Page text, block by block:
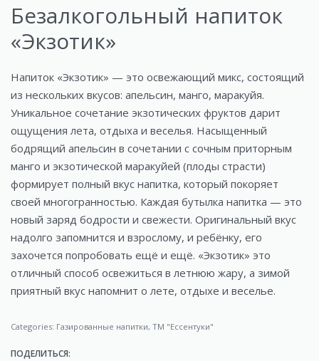
Безалкогольный напиток
«Экзотик»
Напиток «Экзотик» — это освежающий микс, состоящий
из нескольких вкусов: апельсин, манго, маракуйя.
Уникальное сочетание экзотических фруктов дарит
ощущения лета, отдыха и веселья. Насыщенный
бодрящий апельсин в сочетании с сочным приторным
манго и экзотической маракуйей (плоды страсти)
формирует полный вкус напитка, который покоряет
своей многогранностью. Каждая бутылка напитка — это
новый заряд бодрости и свежести. Оригинальный вкус
надолго запомнится и взрослому, и ребёнку, его
захочется попробовать ещё и ещё. «Экзотик» это
отличный способ освежиться в летнюю жару, а зимой
приятный вкус напомнит о лете, отдыхе и веселье.
Categories: Газированные напитки, ТМ "Ессентуки"
ПОДЕЛИТЬСЯ: